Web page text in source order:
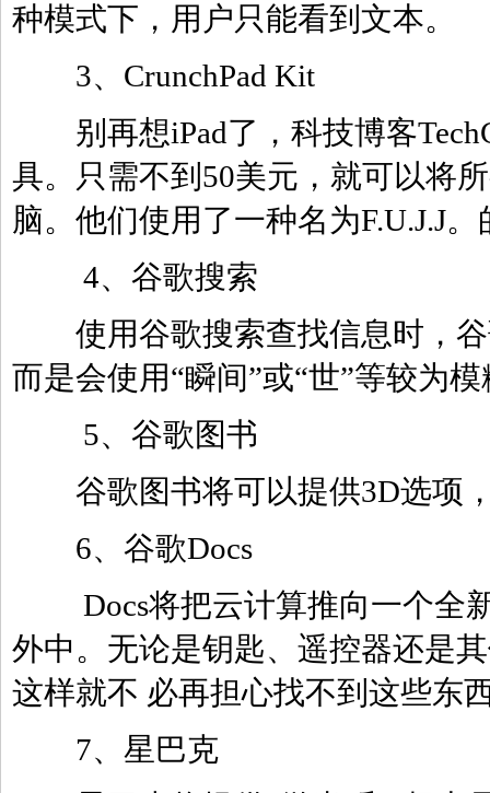
种模式下，用户只能看到文本。
3、CrunchPad Kit
别再想iPad了，科技博客
具。只需不到50美元，就可以将
脑。他们使用了一种名为F.U.J.J
4、谷歌搜索
使用谷歌搜索查找信息时，谷
而是会使用“瞬间”或“世”等较为
5、谷歌图书
谷歌图书将可以提供3D选项，
6、谷歌Docs
Docs将把云计算推向一个全新
外中。无论是钥匙、遥控器还是
这样就不 必再担心找不到这些东
7、星巴克